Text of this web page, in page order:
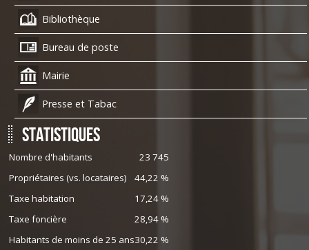
Bibliothèque
Bureau de poste
Mairie
Presse et Tabac
Statistiques
Nombre d'habitants
23 745
Propriétaires (vs. locataires)
44,22 %
Taxe habitation
17,24 %
Taxe foncière
28,94 %
Habitants de moins de 25 ans30,22 %